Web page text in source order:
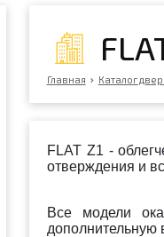
Главная Каталог
FLAT Z1 -
отверждения и
Все модели
дополнительную